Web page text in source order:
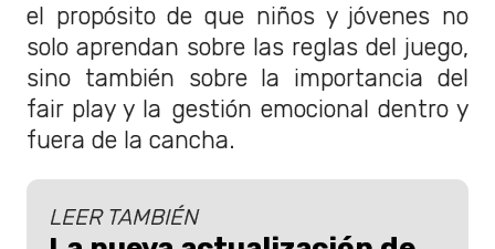
el propósito de que niños y jóvenes no
solo aprendan sobre las reglas del juego,
sino también sobre la importancia del
fair play y la gestión emocional dentro y
fuera de la cancha.
LEER TAMBIÉN